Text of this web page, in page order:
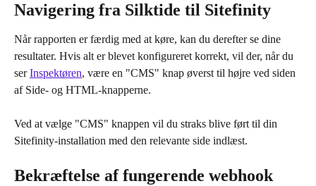
Navigering fra Silktide til Sitefinity
Når rapporten er færdig med at køre, kan du derefter se dine
resultater. Hvis alt er blevet konfigureret korrekt, vil der, når du
ser Inspektøren, være en "CMS" knap øverst til højre ved siden
af Side- og HTML-knapperne.
Ved at vælge "CMS" knappen vil du straks blive ført til din
Sitefinity-installation med den relevante side indlæst.
Bekræftelse af fungerende webhook